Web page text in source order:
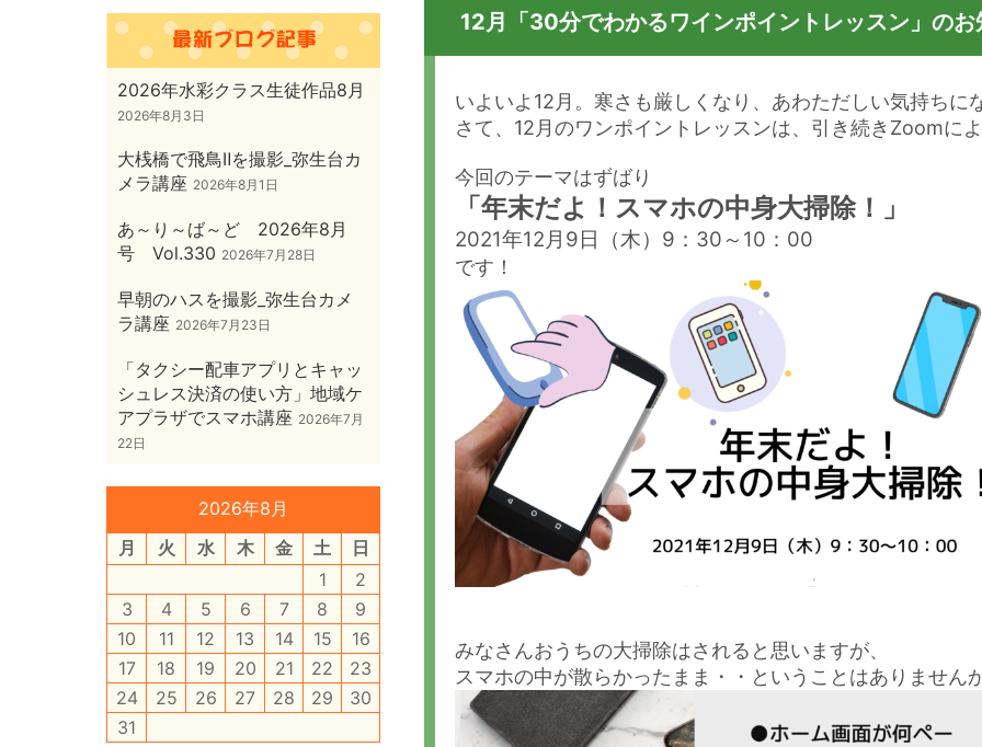
12月「30分でわかるワインポイントレッスン」のお
いよいよ12月。寒さも厳しくなり、あわただしい気持ちに
さて、12月のワンポイントレッスンは、引き続きZoomに
今回のテーマはずばり
「年末だよ！スマホの中身大掃除！」
2021年12月9日（木）9：30～10：00
です！
みなさんおうちの大掃除はされると思いますが、
スマホの中が散らかったまま・・ということはありません
2026年水彩クラス生徒作品8月
2026年8月3日
大桟橋で飛鳥Ⅱを撮影_弥生台カ
メラ講座 2026年8月1日
あ～り～ば～ど 2026年8月
号 Vol.330 2026年7月28日
早朝のハスを撮影_弥生台カメ
ラ講座 2026年7月23日
「タクシー配車アプリとキャッ
シュレス決済の使い方」地域ケ
アプラザでスマホ講座 2026年7月
22日
2026年8月
月
火 水 木 金 土
日
1
2
3
4 5 6 7 8
9
10
11 12 13 14 15
16
17
18 19 20 21 22
23
24
25 26 27 28 29
30
31